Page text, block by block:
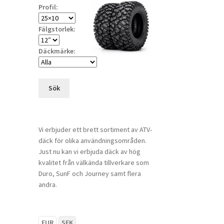
Profil:
Fälgstorlek:
Däckmärke:
Sök
Vi erbjuder ett brett sortiment av ATV-
däck för olika användningsområden.
Just nu kan vi erbjuda däck av hög
kvalitet från välkända tillverkare som
Duro, SunF och Journey samt flera
andra.